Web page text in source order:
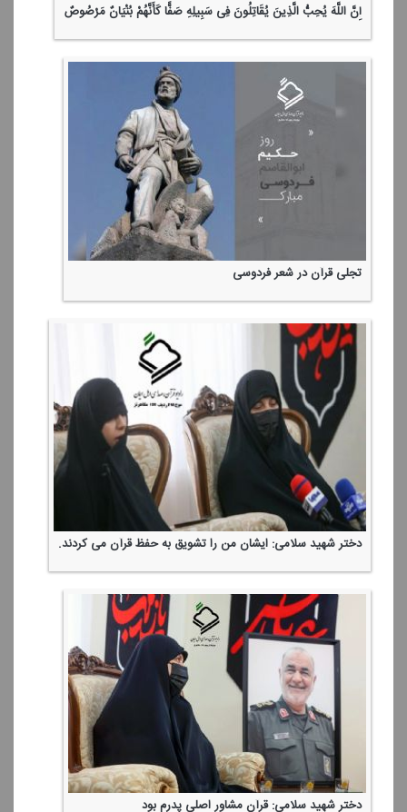
إِنَّ اللَّهَ یُحِبُّ الَّذِینَ یُقَاتِلُونَ فِی سَبِیلِهِ صَفًّا كَأَنَّهُمْ بُنْیَانٌ مَرْصُوصٌ
تجلی قرآن در شعر فردوسی
دختر شهید سلامی: ایشان من را تشویق به حفظ قرآن می كردند.
دختر شهید سلامی: قرآن مشاور اصلی پدرم بود